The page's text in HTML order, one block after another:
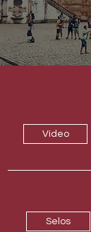
Vídeo
Selos